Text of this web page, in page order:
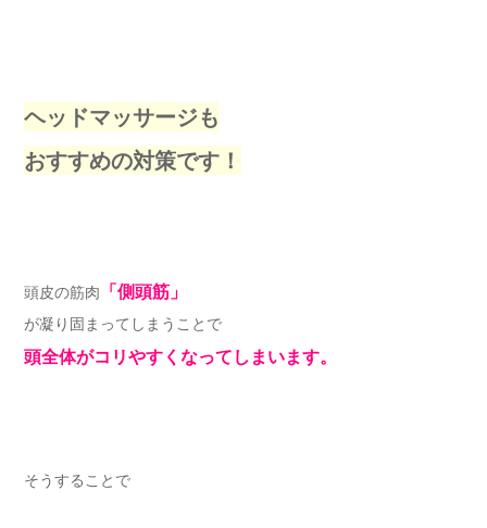
ヘッドマッサージも
おすすめの対策です！
頭皮の筋肉 「側頭筋」
が凝り固まってしまうことで
頭全体がコリやすくなってしまいます。
そうすることで